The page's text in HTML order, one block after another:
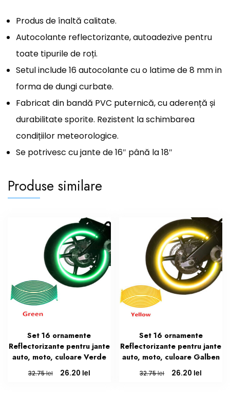
Produs de înaltă calitate.
Autocolante reflectorizante, autoadezive pentru
toate tipurile de roți.
Setul include 16 autocolante cu o latime de 8 mm in
forma de dungi curbate.
Fabricat din bandă PVC puternică, cu aderență și
durabilitate sporite. Rezistent la schimbarea
condițiilor meteorologice.
Se potrivesc cu jante de 16″ până la 18″
Produse similare
Set 16 ornamente
Reflectorizante pentru jante
auto, moto, culoare Verde
32.75lei
Prețul
26.20 leiPrețul
Set 16 ornamente
Reflectorizante pentru jante
auto, moto, culoare Galben
32.75lei
Prețul
26.20 lei